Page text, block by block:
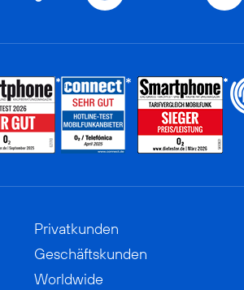
Privatkunden
Geschäftskunden
Worldwide